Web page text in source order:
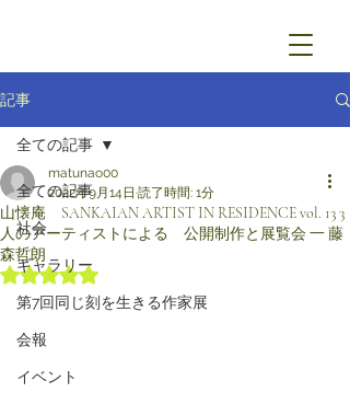
記事
全ての記事
社会
ギャラリー
第7回同じ刻を生きる作家展
会報
イベント
全ての記事
山懐庵 SANKAIAN ARTIST IN RESIDENCE vol. 13 3
人のアーティストによる 公開制作と展覧会 一 藤
森哲朗
matunao00
2022年9月14日 読了時間: 1分
5つ星のうちNaNと評価されています。